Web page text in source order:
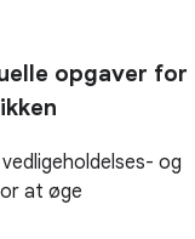
opgaver for
og
at øge